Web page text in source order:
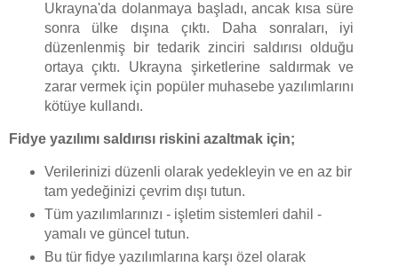
Ukrayna'da dolanmaya başladı, ancak kısa süre
sonra ülke dışına çıktı. Daha sonraları, iyi
düzenlenmiş bir tedarik zinciri saldırısı olduğu
ortaya çıktı. Ukrayna şirketlerine saldırmak ve
zarar vermek için popüler muhasebe yazılımlarını
kötüye kullandı.
Fidye yazılımı saldırısı riskini azaltmak için;
Verilerinizi düzenli olarak yedekleyin ve en az bir
tam yedeğinizi çevrim dışı tutun.
Tüm yazılımlarınızı - işletim sistemleri dahil -
yamalı ve güncel tutun.
Bu tür fidye yazılımlarına karşı özel olarak